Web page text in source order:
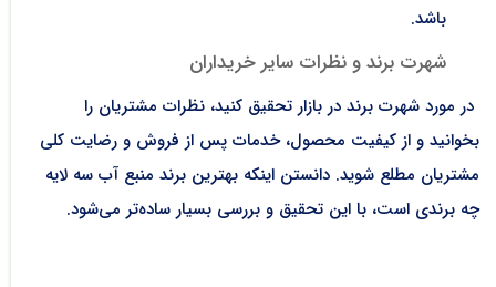
باشد.
شهرت برند و نظرات سایر خریداران
در مورد شهرت برند در بازار تحقیق کنید، نظرات مشتریان را
بخوانید و از کیفیت محصول، خدمات پس از فروش و رضایت کلی
مشتریان مطلع شوید. دانستن اینکه بهترین برند منبع آب سه لایه
چه برندی است، با این تحقیق و بررسی بسیار ساده‌تر می‌شود.